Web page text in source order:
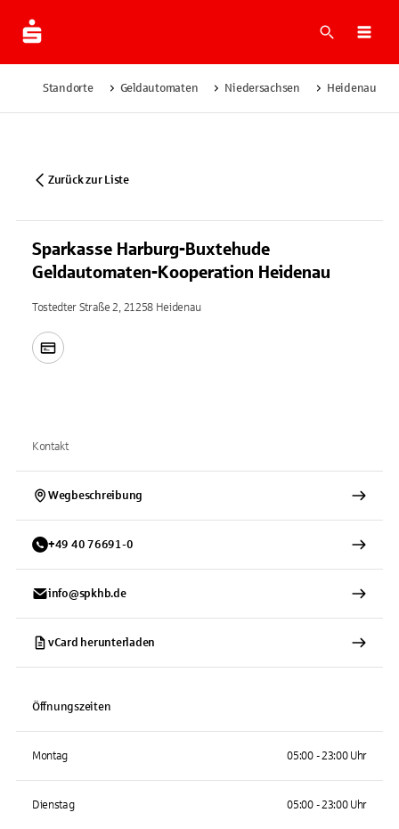
Suche
Standorte Geldautomaten Niedersachsen Heidenau
Zurück zur Liste
Sparkasse Harburg-Buxtehude
Geldautomaten-Kooperation Heidenau
Tostedter Straße 2, 21258 Heidenau
Kontakt
Wegbeschreibung
+49 40 76691-0
info@spkhb.de
vCard herunterladen
Öffnungszeiten
Montag 05:00 - 23:00 Uhr
Dienstag 05:00 - 23:00 Uhr